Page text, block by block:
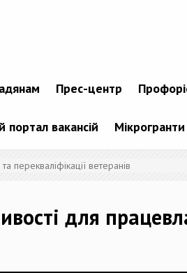
Прес-центр
портал вакансій Мікрогранти
ветеранів
для